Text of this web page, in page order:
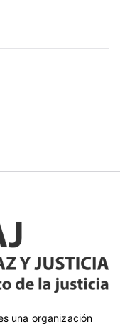
una organización